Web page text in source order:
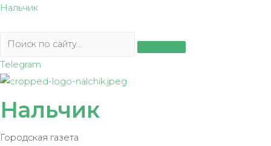
Перейти
содержимому
Нальчик
Telegram
Нальчик
Городская газета